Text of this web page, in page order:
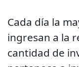
Cada día la
ingresan a la
cantidad de